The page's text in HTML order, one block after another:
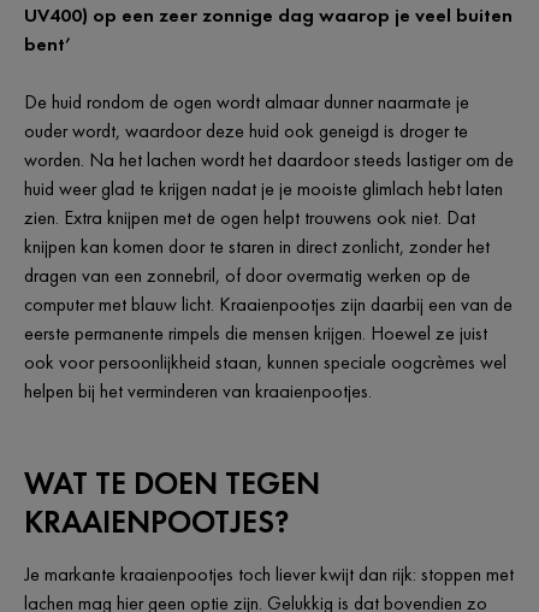
UV400) op een zeer zonnige dag waarop je veel buiten
bent’
De huid rondom de ogen wordt almaar dunner naarmate je
ouder wordt, waardoor deze huid ook geneigd is droger te
worden. Na het lachen wordt het daardoor steeds lastiger om de
huid weer glad te krijgen nadat je je mooiste glimlach hebt laten
zien. Extra knijpen met de ogen helpt trouwens ook niet. Dat
knijpen kan komen door te staren in direct zonlicht, zonder het
dragen van een zonnebril, of door overmatig werken op de
computer met blauw licht. Kraaienpootjes zijn daarbij een van de
eerste permanente rimpels die mensen krijgen. Hoewel ze juist
ook voor persoonlijkheid staan, kunnen speciale oogcrèmes wel
helpen bij het verminderen van kraaienpootjes.
WAT TE DOEN TEGEN
KRAAIENPOOTJES?
Je markante kraaienpootjes toch liever kwijt dan rijk: stoppen met
lachen mag hier geen optie zijn. Gelukkig is dat bovendien zo